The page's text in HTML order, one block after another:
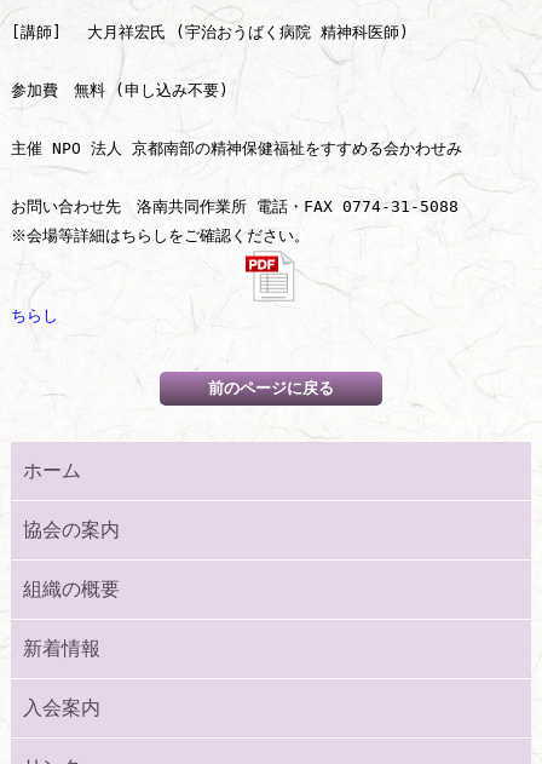
[講師]　 大月祥宏氏 (宇治おうばく病院 精神科医師)
参加費　無料 (申し込み不要)
主催 NPO 法人 京都南部の精神保健福祉をすすめる会かわせみ
お問い合わせ先　洛南共同作業所 電話・FAX 0774-31-5088
※会場等詳細はちらしをご確認ください。
ちらし
ホーム
協会の案内
組織の概要
新着情報
入会案内